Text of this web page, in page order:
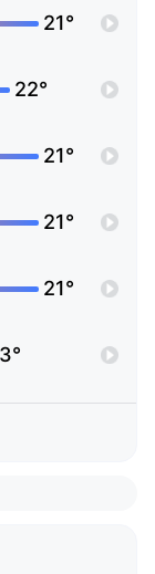
21°
22°
21°
21°
21°